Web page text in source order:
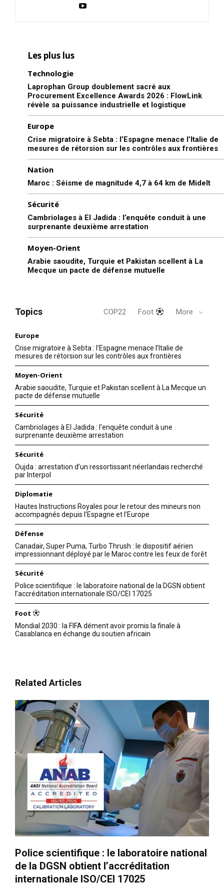
Les plus lus
Technologie
Laprophan Group doublement sacré aux
Procurement Excellence Awards 2026 : FlowLink
révèle sa puissance industrielle et logistique
Europe
Crise migratoire à Sebta : l’Espagne menace l’Italie de
mesures de rétorsion sur les contrôles aux frontières
Nation
Maroc : Séisme de magnitude 4,7 à 64 km de Midelt
Sécurité
Cambriolages à El Jadida : l’enquête conduit à une
surprenante deuxième arrestation
Moyen-Orient
Arabie saoudite, Turquie et Pakistan scellent à La
Mecque un pacte de défense mutuelle
Topics COP22 Foot More
Europe
Crise migratoire à Sebta : l’Espagne menace l’Italie de
mesures de rétorsion sur les contrôles aux frontières
Moyen-Orient
Arabie saoudite, Turquie et Pakistan scellent à La Mecque un
pacte de défense mutuelle
Sécurité
Cambriolages à El Jadida : l’enquête conduit à une
surprenante deuxième arrestation
Sécurité
Oujda : arrestation d’un ressortissant néerlandais recherché
par Interpol
Diplomatie
Hautes Instructions Royales pour le retour des mineurs non
accompagnés depuis l’Espagne et l’Europe
Défense
Canadair, Super Puma, Turbo Thrush : le dispositif aérien
impressionnant déployé par le Maroc contre les feux de forêt
Sécurité
Police scientifique : le laboratoire national de la DGSN obtient
l’accréditation internationale ISO/CEI 17025
Foot
Mondial 2030 : la FIFA dément avoir promis la finale à
Casablanca en échange du soutien africain
Related Articles
Police scientifique : le laboratoire national
de la DGSN obtient l’accréditation
internationale ISO/CEI 17025